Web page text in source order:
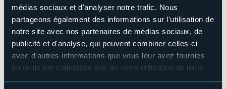
médias sociaux et d'analyser notre trafic. Nous
partageons également des informations sur l'utilisation de
notre site avec nos partenaires de médias sociaux, de
publicité et d'analyse, qui peuvent combiner celles-ci
avec d'autres informations que vous leur avez fournies
ou qu'ils ont collectées lors de votre utilisation de leurs
services.
Mercatino della Creatività: festa dei bambini.
Esposizione di hobbisti e creativi.
Organisateur de l'événement
Associazione Mani Magiche
Lieu de l'événement
Lungolago Nassirya
Téléphone